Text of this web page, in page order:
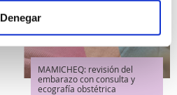
Denegar
MAMICHEQ: revisión del
embarazo con consulta y
ecografía obstétrica